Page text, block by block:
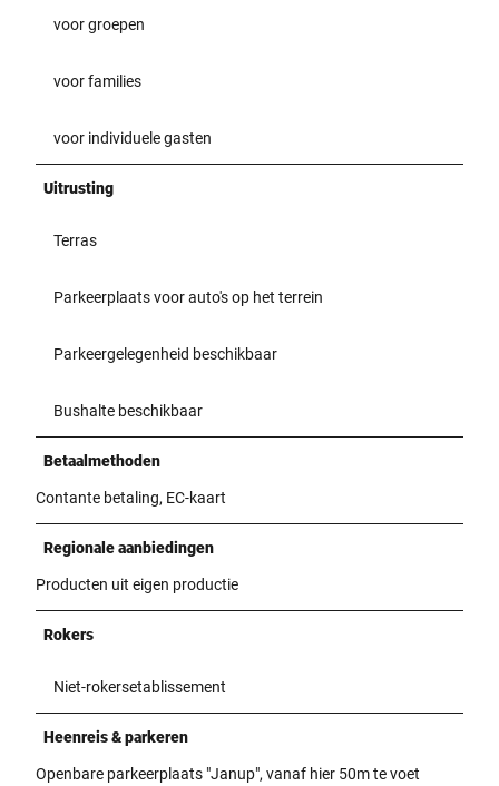
voor groepen
voor families
voor individuele gasten
Uitrusting
Terras
Parkeerplaats voor auto's op het terrein
Parkeergelegenheid beschikbaar
Bushalte beschikbaar
Betaalmethoden
Contante betaling, EC-kaart
Regionale aanbiedingen
Producten uit eigen productie
Rokers
Niet-rokersetablissement
Heenreis & parkeren
Openbare parkeerplaats "Janup", vanaf hier 50m te voet